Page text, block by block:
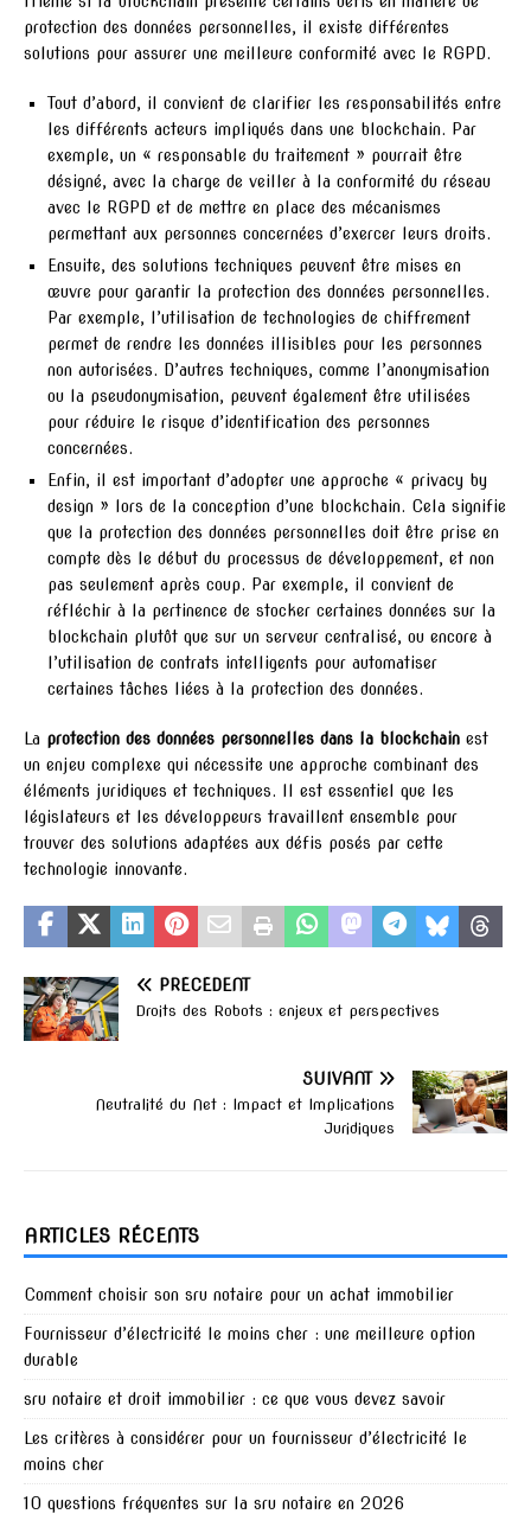
protection des données personnelles, il existe différentes
solutions pour assurer une meilleure conformité avec le RGPD.
Tout d’abord, il convient de clarifier les responsabilités entre
les différents acteurs impliqués dans une blockchain. Par
exemple, un « responsable du traitement » pourrait être
désigné, avec la charge de veiller à la conformité du réseau
avec le RGPD et de mettre en place des mécanismes
permettant aux personnes concernées d’exercer leurs droits.
Ensuite, des solutions techniques peuvent être mises en
œuvre pour garantir la protection des données personnelles.
Par exemple, l’utilisation de technologies de chiffrement
permet de rendre les données illisibles pour les personnes
non autorisées. D’autres techniques, comme l’anonymisation
ou la pseudonymisation, peuvent également être utilisées
pour réduire le risque d’identification des personnes
concernées.
Enfin, il est important d’adopter une approche « privacy by
design » lors de la conception d’une blockchain. Cela signifie
que la protection des données personnelles doit être prise en
compte dès le début du processus de développement, et non
pas seulement après coup. Par exemple, il convient de
réfléchir à la pertinence de stocker certaines données sur la
blockchain plutôt que sur un serveur centralisé, ou encore à
l’utilisation de contrats intelligents pour automatiser
certaines tâches liées à la protection des données.
La protection des données personnelles dans la blockchain est
un enjeu complexe qui nécessite une approche combinant des
éléments juridiques et techniques. Il est essentiel que les
législateurs et les développeurs travaillent ensemble pour
trouver des solutions adaptées aux défis posés par cette
technologie innovante.
PRÉCÉDENT
Droits des Robots : enjeux et perspectives
SUIVANT
Neutralité du Net : Impact et Implications
Juridiques
ARTICLES RÉCENTS
Comment choisir son sru notaire pour un achat immobilier
Fournisseur d’électricité le moins cher : une meilleure option
durable
sru notaire et droit immobilier : ce que vous devez savoir
Les critères à considérer pour un fournisseur d’électricité le
moins cher
10 questions fréquentes sur la sru notaire en 2026